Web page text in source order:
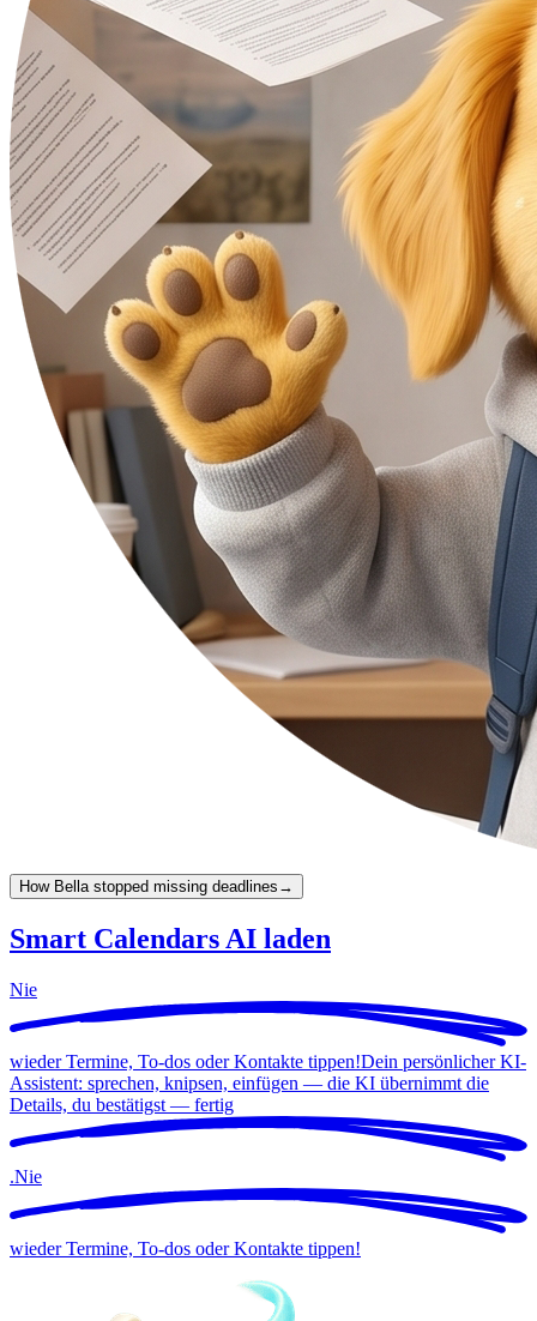
How Bella stopped missing deadlines →
Smart Calendars AI laden
Nie
wieder Termine, To-dos oder Kontakte tippen!Dein persönlicher KI-
Assistent: sprechen, knipsen, einfügen — die KI übernimmt die
Details, du bestätigst — fertig
.Nie
wieder Termine, To-dos oder Kontakte tippen!